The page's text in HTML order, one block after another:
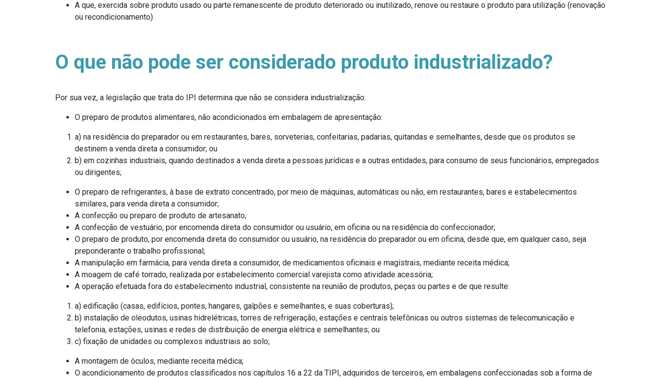
A que, exercida sobre produto usado ou parte remanescente de produto deteriorado ou inutilizado, renove ou restaure o produto para utilização (renovação
ou recondicionamento).
O que não pode ser considerado produto industrializado?
Por sua vez, a legislação que trata do IPI determina que não se considera industrialização:
O preparo de produtos alimentares, não acondicionados em embalagem de apresentação:
a) na residência do preparador ou em restaurantes, bares, sorveterias, confeitarias, padarias, quitandas e semelhantes, desde que os produtos se
destinem a venda direta a consumidor; ou
b) em cozinhas industriais, quando destinados a venda direta a pessoas jurídicas e a outras entidades, para consumo de seus funcionários, empregados
ou dirigentes;
O preparo de refrigerantes, à base de extrato concentrado, por meio de máquinas, automáticas ou não, em restaurantes, bares e estabelecimentos
similares, para venda direta a consumidor;
A confecção ou preparo de produto de artesanato;
A confecção de vestuário, por encomenda direta do consumidor ou usuário, em oficina ou na residência do confeccionador;
O preparo de produto, por encomenda direta do consumidor ou usuário, na residência do preparador ou em oficina, desde que, em qualquer caso, seja
preponderante o trabalho profissional;
A manipulação em farmácia, para venda direta a consumidor, de medicamentos oficinais e magistrais, mediante receita médica;
A moagem de café torrado, realizada por estabelecimento comercial varejista como atividade acessória;
A operação efetuada fora do estabelecimento industrial, consistente na reunião de produtos, peças ou partes e de que resulte:
a) edificação (casas, edifícios, pontes, hangares, galpões e semelhantes, e suas coberturas);
b) instalação de oleodutos, usinas hidrelétricas, torres de refrigeração, estações e centrais telefônicas ou outros sistemas de telecomunicação e
telefonia, estações, usinas e redes de distribuição de energia elétrica e semelhantes; ou
c) fixação de unidades ou complexos industriais ao solo;
A montagem de óculos, mediante receita médica;
O acondicionamento de produtos classificados nos capítulos 16 a 22 da TIPI, adquiridos de terceiros, em embalagens confeccionadas sob a forma de